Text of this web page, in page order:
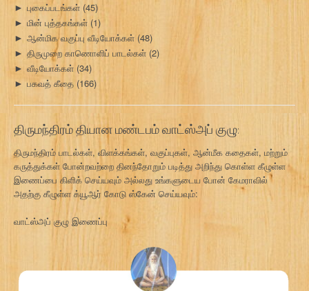
► புகைப்படங்கள் (45)
► மின் புத்தகங்கள் (1)
► ஆன்மிக வகுப்பு வீடியோக்கள் (48)
► திருமுறை காணொளிப் பாடல்கள் (2)
► வீடியோக்கள் (34)
► பகவத் கீதை (166)
திருமந்திரம் தியான மண்டபம் வாட்ஸ்அப் குழு:
திருமந்திரம் பாடல்கள், விளக்கங்கள், வகுப்புகள், ஆன்மீக கதைகள், மற்றும்
கருத்துக்கள் போன்றவற்றை தினந்தோறும் படித்து அறிந்து கொள்ள கீழுள்ள
இணைப்பை கிளிக் செய்யவும் அல்லது உங்களுடைய போன் கேமராவில்
அதற்கு கீழுள்ள க்யூஆர் கோடு ஸ்கேன் செய்யவும்:
வாட்ஸ்அப் குழு இணைப்பு